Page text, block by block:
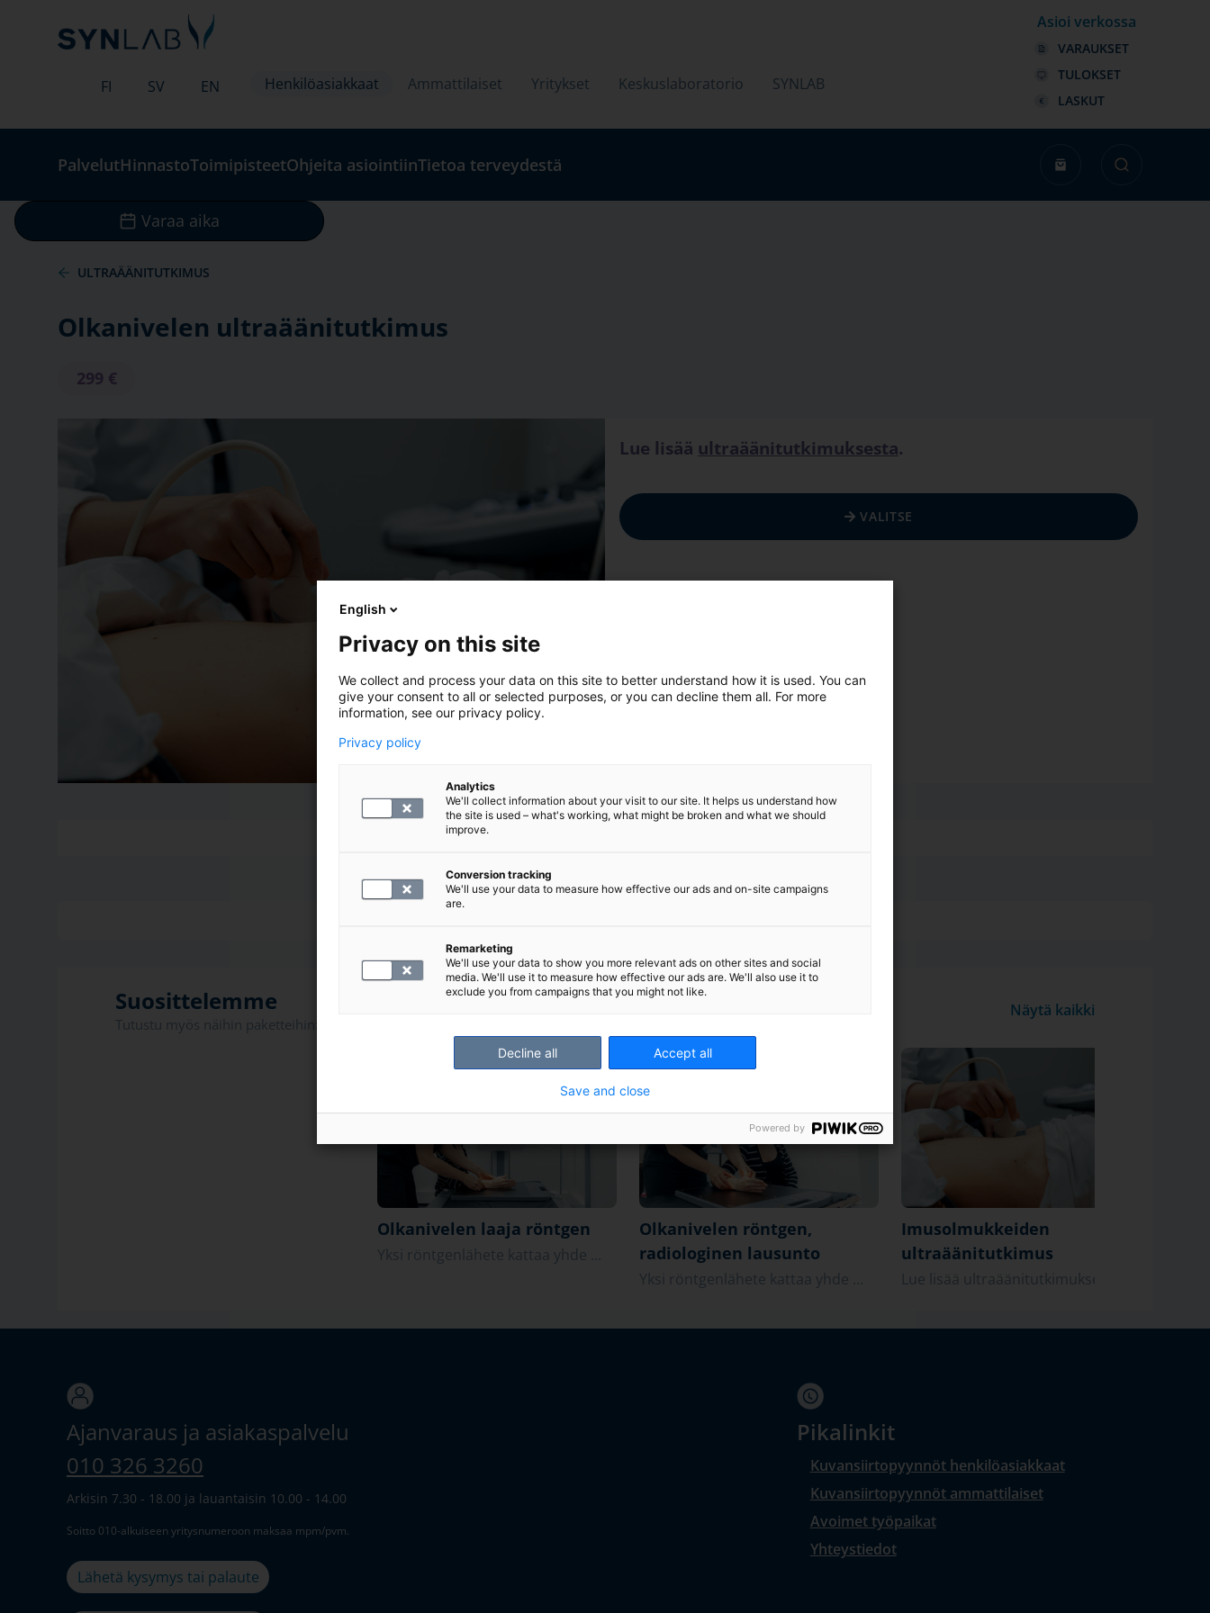
FI SV EN Henkilöasiakkaat Ammattilaiset Yritykset Keskuslaboratorio SYNLAB
Asioi verkossa
VARAUKSET
TULOKSET
LASKUT
PalvelutHinnastoToimipisteetOhjeita asiointiinTietoa terveydestä
Varaa aika
ULTRAÄÄNITUTKIMUS
Olkanivelen ultraäänitutkimus
299
Lue lisää ultraäänitutkimuksesta.
VALITSE
Suosittelemme
Tutustu myös näihin paketteihin:
Näytä kaikki
Olkanivelen laaja röntgen
Yksi röntgenlähete kattaa yhde ...
Olkanivelen röntgen,
radiologinen lausunto
Yksi röntgenlähete kattaa yhde ...
Imusolmukkeiden
ultraäänitutkimus
Lue lisää ultraäänitutkimukses ...
Ajanvaraus ja asiakaspalvelu
010 326 3260
Arkisin 7.30 - 18.00 ja lauantaisin 10.00 - 14.00
Soitto 010-alkuiseen yritysnumeroon maksaa mpm/pvm.
Lähetä kysymys tai palaute
Pikalinkit
Kuvansiirtopyynnöt henkilöasiakkaat
Kuvansiirtopyynnöt ammattilaiset
Avoimet työpaikat
Yhteystiedot
English
Privacy on this site
We collect and process your data on this site to better understand how it is used. You can
give your consent to all or selected purposes, or you can decline them all. For more
information, see our privacy policy.
Privacy policy
Analytics
We'll collect information about your visit to our site. It helps us understand how
the site is used – what's working, what might be broken and what we should
improve.
Conversion tracking
We'll use your data to measure how effective our ads and on-site campaigns
are.
Remarketing
We'll use your data to show you more relevant ads on other sites and social
media. We'll use it to measure how effective our ads are. We'll also use it to
exclude you from campaigns that you might not like.
Accept all
Decline all
Save and close
Powered by